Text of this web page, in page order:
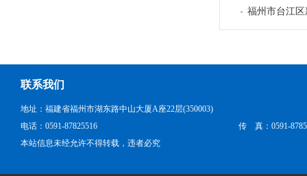
福州市台江
联系我们
地址：福建省福州市湖东路中山大厦A座22层(350003)
电话：0591-87825516
传 真：0591-
本站信息未经允许不得转载，违者必究